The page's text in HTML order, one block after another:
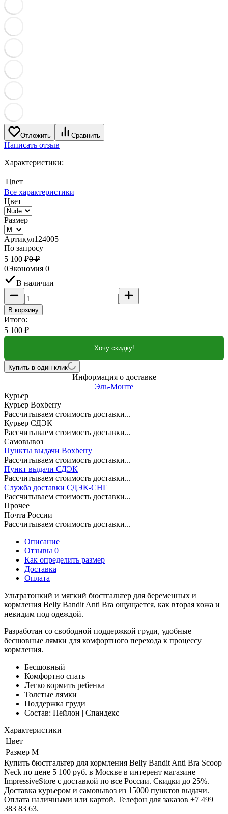
Отложить Сравнить
Написать отзыв
Характеристики:
Цвет
Все характеристики
Цвет
Размер
Артикул124005
По запросу
5 100 ₽0 ₽
0Экономия 0
В наличии
В корзину
Итого:
5 100 ₽
Хочу скидку!
Купить в один клик
Информация о доставке
Эль-Монте
Курьер
Курьер Boxberry
Рассчитываем стоимость доставки...
Курьер СДЭК
Рассчитываем стоимость доставки...
Самовывоз
Пункты выдачи Boxberry
Рассчитываем стоимость доставки...
Пункт выдачи СДЭК
Рассчитываем стоимость доставки...
Служба доставки СДЭК-СНГ
Рассчитываем стоимость доставки...
Прочее
Почта России
Рассчитываем стоимость доставки...
Описание
Отзывы 0
Как определить размер
Доставка
Оплата
Ультратонкий и мягкий бюстгальтер для беременных и
кормления Belly Bandit Anti Bra ощущается, как вторая кожа и
невидим под одеждой.
Разработан со свободной поддержкой груди, удобные
бесшовные лямки для комфортного перехода к процессу
кормления.
Бесшовный
Комфортно спать
Легко кормить ребенка
Толстые лямки
Поддержка груди
Состав: Нейлон | Спандекс
Характеристики
Цвет
Размер M
Купить бюстгальтер для кормления Belly Bandit Anti Bra Scoop
Neck по цене 5 100 руб. в Москве в интерент магазине
ImpressiveStore с доставкой по все России. Скидки до 25%.
Доставка курьером и самовывоз из 15000 пунктов выдачи.
Оплата наличными или картой. Телефон для заказов +7 499
383 83 63.